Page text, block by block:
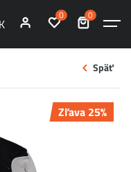
0 0
Späť
Zľava 25%